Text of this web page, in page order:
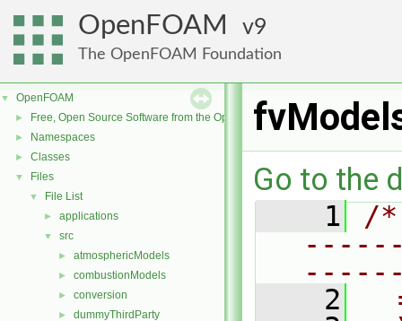
OpenFOAM 9
The OpenFOAM Foundation
▼ OpenFOAM
► Free, Open Source Software from the OpenFOAM Foundation
► Namespaces
► Classes
▼ Files
▼ File List
► applications
▼ src
► atmosphericModels
► combustionModels
► conversion
► dummyThirdParty
Go to the
    1
/
    2